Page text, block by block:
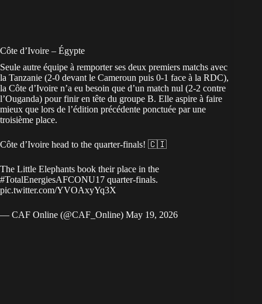
Côte d’Ivoire – Égypte
Seule autre équipe à remporter ses deux premiers matchs avec
la Tanzanie (2-0 devant le Cameroun puis 0-1 face à la RDC),
la Côte d’Ivoire n’a eu besoin que d’un match nul (2-2 contre
l’Ouganda) pour finir en tête du groupe B. Elle aspire à faire
mieux que lors de l’édition précédente ponctuée par une
troisième place.
Côte d’Ivoire head to the quarter-finals! 🇨🇮
The Little Elephants book their place in the
#TotalEnergiesAFCONU17 quarter-finals.
pic.twitter.com/YVOAxyYq3X
— CAF Online (@CAF_Online) May 19, 2026